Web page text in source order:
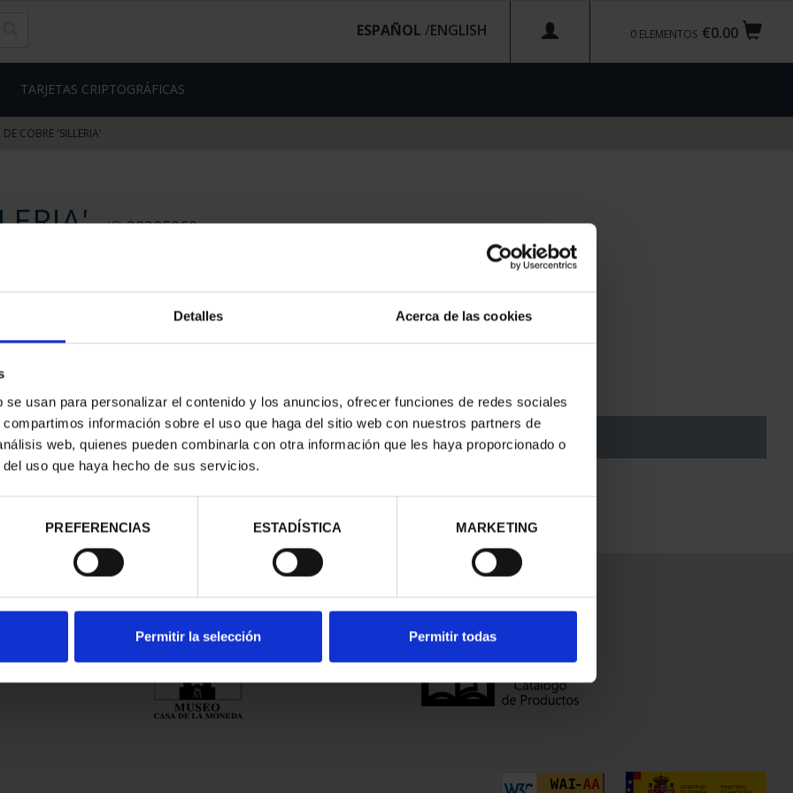
Detalles Acerca de las cookies
usan para personalizar el contenido y los anuncios, ofrecer funciones de redes sociales
información sobre el uso que haga del sitio web con nuestros partners de
web, quienes pueden combinarla con otra información que les haya proporcionado o
uso que haya hecho de sus servicios.
PREFERENCIAS ESTADÍSTICA MARKETING
Permitir la selección Permitir todas
€0.00
0 ELEMENTOS
ESPAÑOL /
TARJETAS CRIPTOGRÁFICAS
COBRE 'SILLERIA'
ID 32305060
14,88 € * IVA no incl.
AÑADIR A LA CESTA
Legales| |Ayuda|